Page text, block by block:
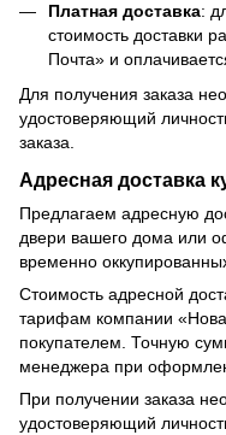
Платная доставка:
стоимость доставки
Почта» и
Для получения заказа
удостоверяющий
заказа.
Адресная доставка
Предлагаем адресную
двери вашего дома или
временно
Стоимость адресной
тарифам компании
покупателем. Точную
менеджера при
При получении заказа
удостоверяющий